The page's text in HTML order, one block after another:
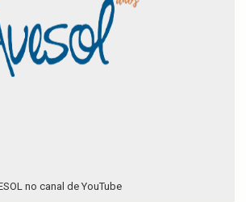
no canal de YouTube